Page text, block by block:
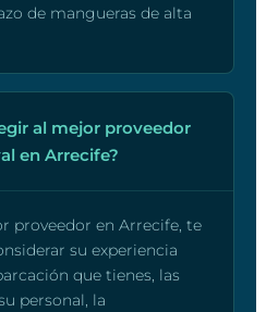
de mangueras de alta
al mejor proveedor
en Arrecife?
proveedor en Arrecife, te
su experiencia
que tienes, las
personal, la